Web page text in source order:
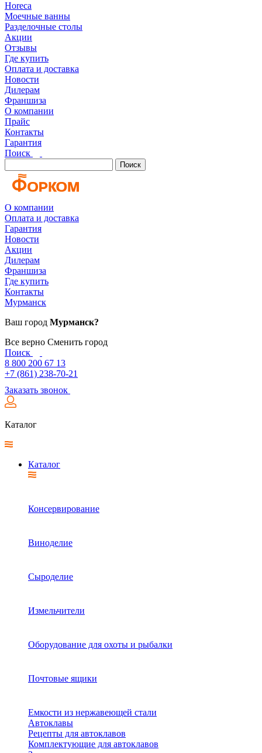
Horeca
Моечные ванны
Разделочные столы
Акции
Отзывы
Где купить
Оплата и доставка
Новости
Дилерам
Франшиза
О компании
Прайс
Контакты
Гарантия
Поиск
Поиск
О компании
Оплата и доставка
Гарантия
Новости
Акции
Дилерам
Франшиза
Где купить
Контакты
Мурманск
Ваш город Мурманск?
Все верно Сменить город
Поиск
8 800 200 67 13
+7 (861) 238-70-21
Заказать звонок
Каталог
Каталог
Консервирование
Виноделие
Сыроделие
Измельчители
Оборудование для охоты и рыбалки
Почтовые ящики
Емкости из нержавеющей стали
Автоклавы
Рецепты для автоклавов
Комплектующие для автоклавов